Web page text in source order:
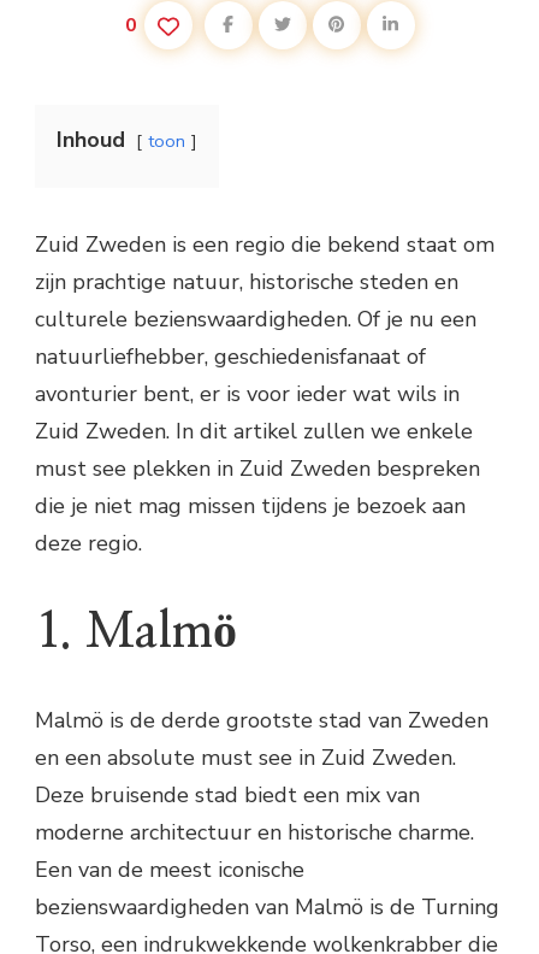
0
Inhoud toon
Zuid Zweden is een regio die bekend staat om
zijn prachtige natuur, historische steden en
culturele bezienswaardigheden. Of je nu een
natuurliefhebber, geschiedenisfanaat of
avonturier bent, er is voor ieder wat wils in
Zuid Zweden. In dit artikel zullen we enkele
must see plekken in Zuid Zweden bespreken
die je niet mag missen tijdens je bezoek aan
deze regio.
1. Malmö
Malmö is de derde grootste stad van Zweden
en een absolute must see in Zuid Zweden.
Deze bruisende stad biedt een mix van
moderne architectuur en historische charme.
Een van de meest iconische
bezienswaardigheden van Malmö is de Turning
Torso, een indrukwekkende wolkenkrabber die